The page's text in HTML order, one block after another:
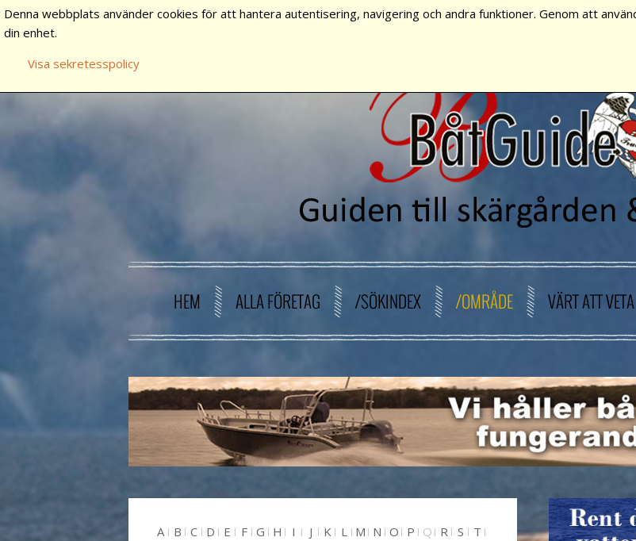
HEM ALLA FÖRETAG /SÖKINDEX /OMRÅDE VÄRT ATT VETA
A B C D E F G H I J K L M N O P Q R S
T
Denna webbplats använder cookies för att hantera autentisering, navigering och andra funktioner. Genom att
din enhet.
Visa sekretesspolicy